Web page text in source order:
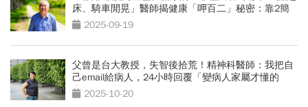
床、騎車閒晃」醫師揭健康「呷百二」秘密：靠2簡
單習慣
2025-09-19
父曾是台大教授，失智後拾荒！精神科醫師：我把自
己email給病人，24小時回覆「變病人家屬才懂的
事」2025-10-20